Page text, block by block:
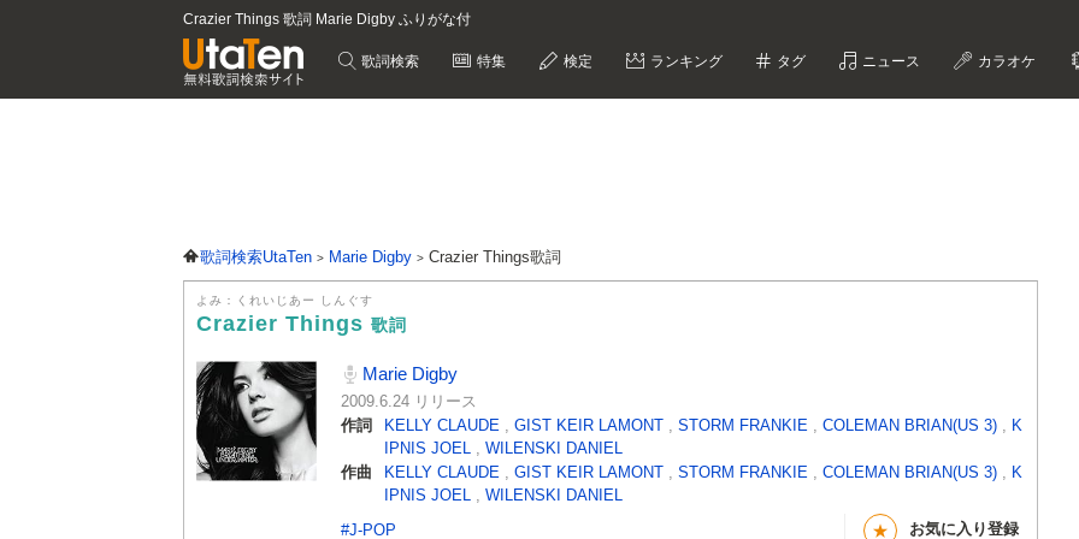
Crazier Things 歌詞 Marie Digby ふりがな付
歌詞検索 特集 検定 ランキング タグ ニュース カラオケ
歌詞検索UtaTen Marie Digby Crazier Things歌詞
よみ：くれいじあー しんぐす
Crazier Things 歌詞
Marie Digby
2009.6.24 リリース
作詞
KELLY CLAUDE , GIST KEIR LAMONT , STORM FRANKIE , COLEMAN BRIAN(US 3) , K
IPNIS JOEL , WILENSKI DANIEL
作曲
KELLY CLAUDE , GIST KEIR LAMONT , STORM FRANKIE , COLEMAN BRIAN(US 3) , K
IPNIS JOEL , WILENSKI DANIEL
#J-POP
★ お気に入り登録